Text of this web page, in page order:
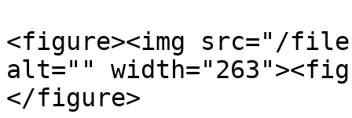
<figure><img src="/files/
alt=""
</figure>